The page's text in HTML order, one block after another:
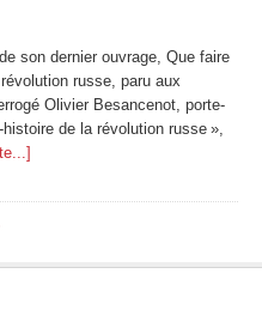
son dernier ouvrage, Que faire
russe, paru aux
Olivier Besancenot, porte-
de la révolution russe »,